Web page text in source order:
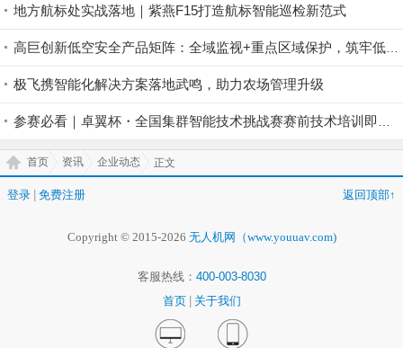
地方航标处实战落地｜紫燕F15打造航标智能巡检新范式
高巨创新低空安全产品矩阵：全域监视+重点区域保护，筑牢低空安全防控屏障
极飞携智能化解决方案落地武鸣，助力农场管理升级
参赛必看｜卓翼杯・全国集群智能技术挑战赛赛前技术培训即将开启！
首页 资讯 企业动态 正文
登录 免费注册 返回顶部↑
Copyright © 2015-2026 无人机网（www.youuav.com)
客服热线： 400-003-8030
首页
关于我们